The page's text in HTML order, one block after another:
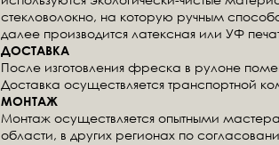
стекловолокно, на которую ручным
далее производится латексная или УФ
ДОСТАВКА
После изготовления фреска в рулоне
Доставка осуществляется транспортной
МОНТАЖ
Монтаж осуществляется опытными
области, в других регионах по